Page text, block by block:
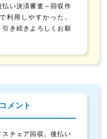
い決済審査～回収作
利用しやすかった。
き続きよろしくお願
メント
チェア回収。後払い